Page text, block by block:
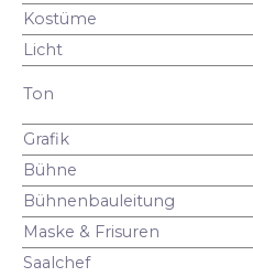
Kostüme
Licht
Ton
Grafik
Bühne
Bühnenbauleitung
Maske & Frisuren
Saalchef